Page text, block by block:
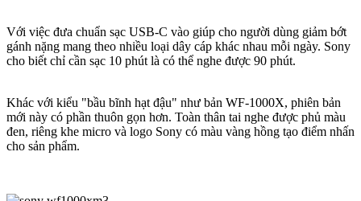
Với việc đưa chuẩn sạc USB-C vào giúp cho người dùng giảm bớt
gánh nặng mang theo nhiều loại dây cáp khác nhau mỗi ngày. Sony
cho biết chỉ cần sạc 10 phút là có thể nghe được 90 phút.
Khác với kiểu "bầu bĩnh hạt đậu" như bản WF-1000X, phiên bản
mới này có phần thuôn gọn hơn. Toàn thân tai nghe được phủ màu
đen, riêng khe micro và logo Sony có màu vàng hồng tạo điểm nhấn
cho sản phẩm.